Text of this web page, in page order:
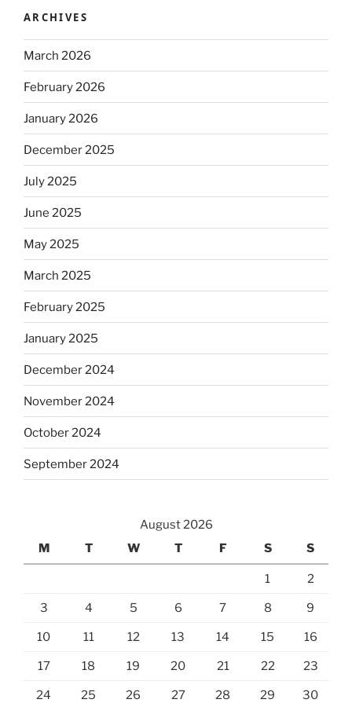
ARCHIVES
March 2026
February 2026
January 2026
December 2025
July 2025
June 2025
May 2025
March 2025
February 2025
January 2025
December 2024
November 2024
October 2024
September 2024
August 2026
M
T W T F S S
1 2
3 4 5 6 7 8 9
10 11 12 13 14 15 16
17 18 19 20 21 22 23
24 25 26 27 28 29 30